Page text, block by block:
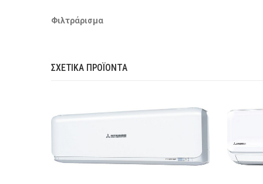
Φιλτράρισμα
ΣΧΕΤΙΚΆ ΠΡΟΪΌΝΤΑ